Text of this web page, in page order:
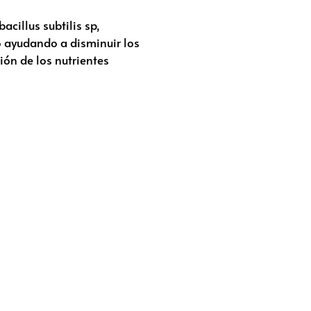
subtilis sp,
a disminuir los
de los nutrientes